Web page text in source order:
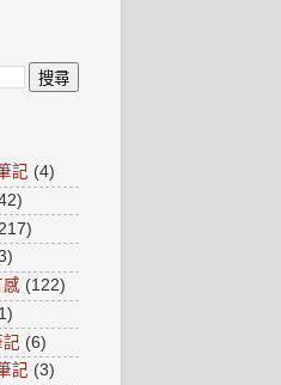
記 (4)
感 (122)
(6)
記 (3)